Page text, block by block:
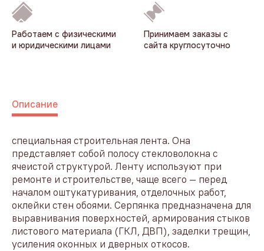
Работаем с физическими
и юридическими лицами
Принимаем заказы с
сайта круглосуточно
Описание
специальная строительная лента. Она
представляет собой полосу стекловолокна с
ячеистой структурой. Ленту используют при
ремонте и строительстве, чаще всего — перед
началом оштукатуривания, отделочных работ,
оклейки стен обоями. Серпянка предназначена для
выравнивания поверхностей, армирования стыков
листового материала (ГКЛ, ДВП), заделки трещин,
усиления оконных и дверных откосов.